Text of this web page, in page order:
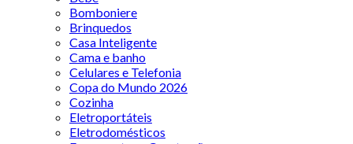
Bomboniere
Brinquedos
Casa Inteligente
Cama e banho
Celulares e Telefonia
Copa do Mundo 2026
Cozinha
Eletroportáteis
Eletrodomésticos